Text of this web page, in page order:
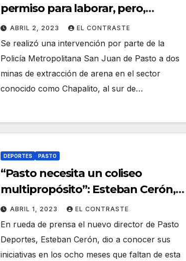
permiso para laborar, pero,
sedimentación y contaminación
continua silenciosa
ABRIL 2, 2023 EL CONTRASTE
Se realizó una intervención por parte de la
Policía Metropolitana San Juan de Pasto a dos
minas de extracción de arena en el sector
conocido como Chapalito, al sur de…
DEPORTES PASTO
“Pasto necesita un coliseo
multipropósito”: Esteban Cerón,
nuevo director de Pasto Deporte
ABRIL 1, 2023 EL CONTRASTE
En rueda de prensa el nuevo director de Pasto
Deportes, Esteban Cerón, dio a conocer sus
iniciativas en los ocho meses que faltan de esta